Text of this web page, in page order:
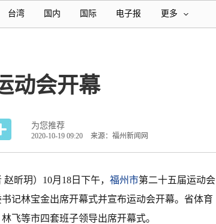
台湾 国内 国际 电子报 更多
动会开幕
为您推荐
2020-10-19 09:20 来源：福州新闻网
赵昕玥）10月18日下午， 福州市第二十五届运动会
记林宝金出席开幕式并宣布运动会开幕。省体育
飞等市四套班子领导出席开幕式。